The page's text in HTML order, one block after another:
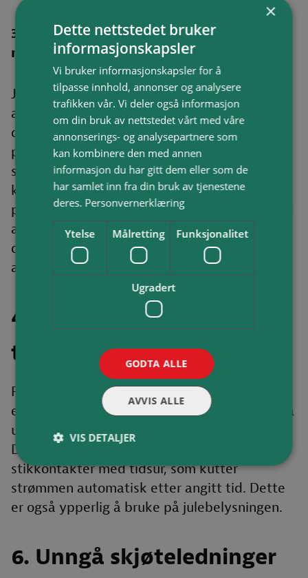
3.Respekter levende lys og brennbart
materiale
Julepynt er ofte laget av tynt papir, filt eller
andre lett brennbare materialer. Vær
oppmerksom på dette når du plasserer ut
pyntegjenstandene, spesielt hvis de går på
strøm. Undersøk at lys og andre elektriske
komponenter fungerer som de skal. Ikke bruk
produkter som virker unormalt varme. Ha god
avstand til panelovner og andre varmekilder,
dette gjelder også for duker, gardiner og
andre tekstiler.
4. Bruk stikkontakt med
tidsstyring
På noen elektriske produkter, som for
eksempel kaffetraktere, er det anbefalt å dra
ut støpselet når produktet ikke er i bruk.
Dette slipper du hvis du monterer
stikkontakter med tidsur, som kutter
strømmen automatisk etter angitt tid. Dette
er også ypperlig å bruke på julebelysningen.
6. Unngå skjøteledninger
×
Dette nettstedet bruker
informasjonskapsler
Vi bruker informasjonskapsler for å
tilpasse innhold, annonser og analysere
trafikken vår. Vi deler også informasjon
om din bruk av nettstedet vårt med våre
annonserings- og analysepartnere som
kan kombinere den med annen
informasjon du har gitt dem eller som de
har samlet inn fra din bruk av tjenestene
deres. Personvernerklæring
Ytelse Målretting Funksjonalitet
Ugradert
GODTA ALLE
AVVIS ALLE
VIS DETALJER